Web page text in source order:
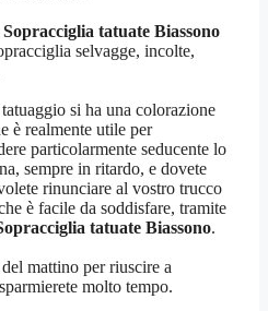
Sopracciglia tatuate Biassono
selvagge, incolte,
si ha una colorazione
è realmente utile per
particolarmente seducente lo
sempre in ritardo, e dovete
rinunciare al vostro trucco
è facile da soddisfare, tramite
tatuate Biassono.
mattino per riuscire a
molto tempo.